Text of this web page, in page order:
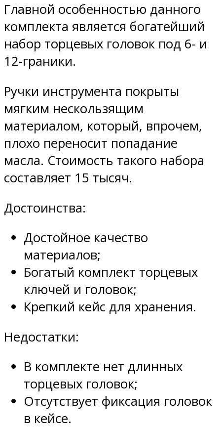
Главной особенностью данного
комплекта является богатейший
набор торцевых головок под 6- и
12-граники.
Ручки инструмента покрыты
мягким нескользящим
материалом, который, впрочем,
плохо переносит попадание
масла. Стоимость такого набора
составляет 15 тысяч.
Достоинства:
Достойное качество
материалов;
Богатый комплект торцевых
ключей и головок;
Крепкий кейс для хранения.
Недостатки:
В комплекте нет длинных
торцевых головок;
Отсутствует фиксация головок
в кейсе.